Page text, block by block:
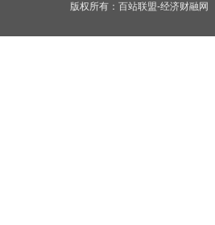
版权所有： 百站联盟-经济财融网